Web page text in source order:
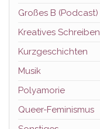
Großes B (Podcast)
Kreatives Schreiben
Kurzgeschichten
Musik
Polyamorie
Queer-Feminismus